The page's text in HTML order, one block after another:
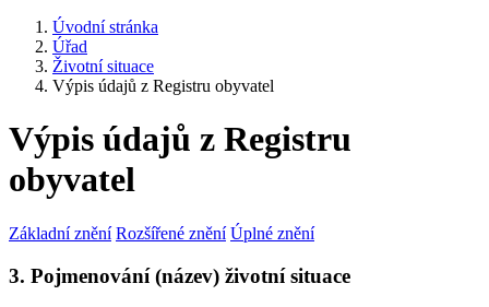
Úvodní stránka
Úřad
Životní situace
Výpis údajů z Registru obyvatel
Výpis údajů z Registru
obyvatel
Základní znění Rozšířené znění Úplné znění
3. Pojmenování (název) životní situace